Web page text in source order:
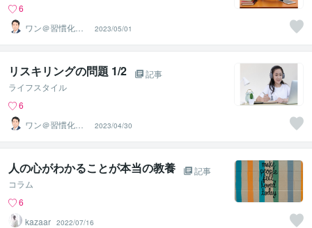
6
ワン＠習慣化コ
ンサルタント
2023/05/01
リスキリングの問題 1/2
記事
ライフスタイル
6
ワン＠習慣化コ
ンサルタント
2023/04/30
人の心がわかることが本当の教養
記事
コラム
6
kazaar 2022/07/16